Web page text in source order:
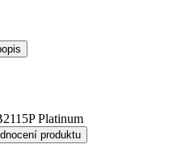
Platinum
produktu